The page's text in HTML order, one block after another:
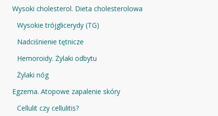
Wysoki cholesterol. Dieta cholesterolowa
Wysokie trójglicerydy (TG)
Nadciśnienie tętnicze
Hemoroidy. Żylaki odbytu
Żylaki nóg
Egzema. Atopowe zapalenie skóry
Cellulit czy cellulitis?